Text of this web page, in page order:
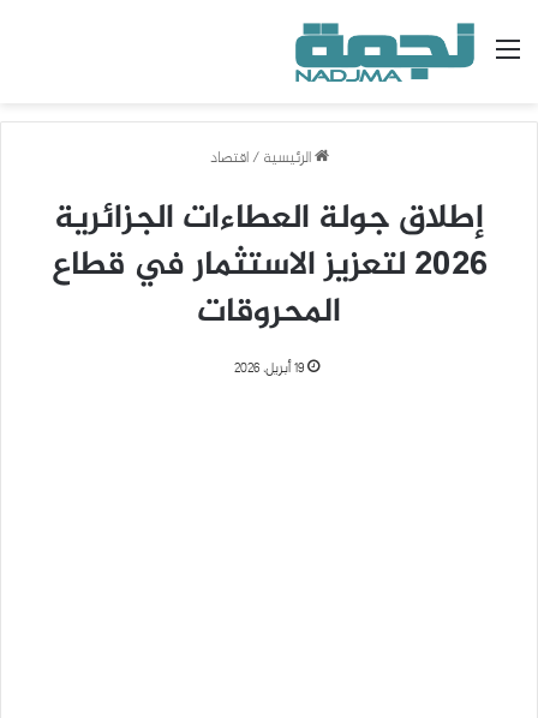
القائمة
الرئيسية / اقتصاد
إطلاق جولة العطاءات الجزائرية
2026 لتعزيز الاستثمار في قطاع
المحروقات
19 أبريل، 2026